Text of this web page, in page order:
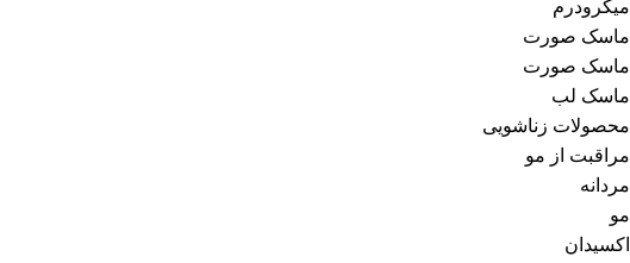
میکرودرم
ماسک صورت
ماسک صورت
ماسک لب
محصولات زناشویی
مراقبت از مو
مردانه
مو
اکسیدان